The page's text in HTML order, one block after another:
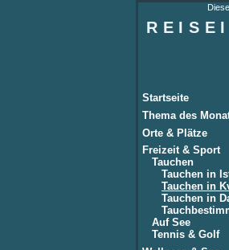
Startseite
Thema des
Orte & Plätze
Freizeit & Sport
Tauchen
Tauchen in
Tauchen in
Tauchen in
Auf See
Tennis & Golf